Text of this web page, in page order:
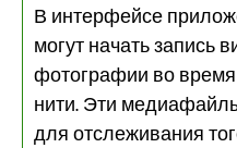
В интерфейсе
могут начать запись
фотографии во
нити. Эти
для отслеживания